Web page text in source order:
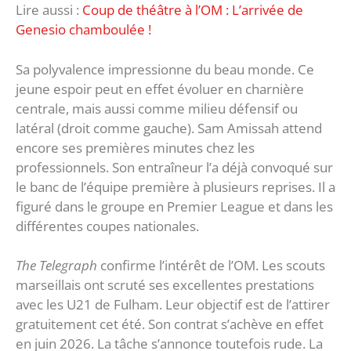
Lire aussi : Coup de théâtre à l’OM : L’arrivée de
Genesio chamboulée !
Sa polyvalence impressionne du beau monde. Ce
jeune espoir peut en effet évoluer en charnière
centrale, mais aussi comme milieu défensif ou
latéral (droit comme gauche). Sam Amissah attend
encore ses premières minutes chez les
professionnels. Son entraîneur l’a déjà convoqué sur
le banc de l’équipe première à plusieurs reprises. Il a
figuré dans le groupe en Premier League et dans les
différentes coupes nationales.
The Telegraph confirme l’intérêt de l’OM. Les scouts
marseillais ont scruté ses excellentes prestations
avec les U21 de Fulham. Leur objectif est de l’attirer
gratuitement cet été. Son contrat s’achève en effet
en juin 2026. La tâche s’annonce toutefois rude. La